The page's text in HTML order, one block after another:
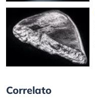
Correlato